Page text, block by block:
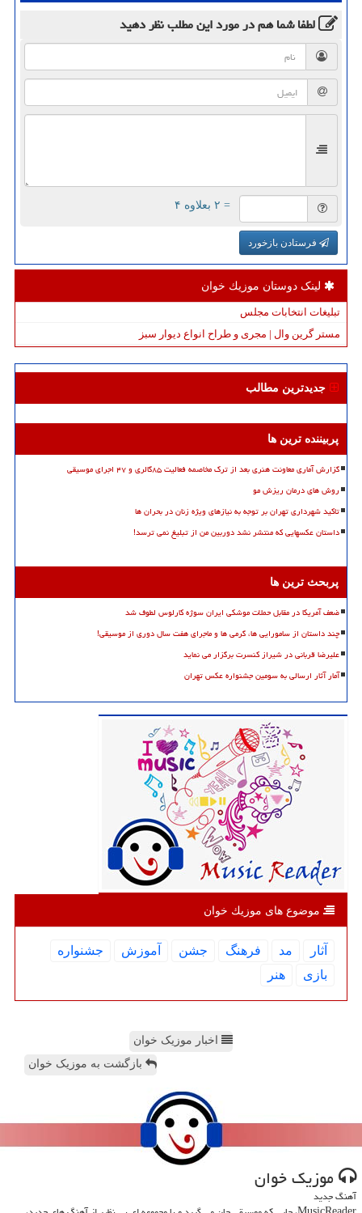
لطفا شما همدر مورد این مطلبنظر دهید
= ۲ بعلاوه ۴
فرستادن بازخورد
لینک دوستان موزیك خوان
تبلیغات انتخابات مجلس
مستر گرین وال | مجری و طراح انواع دیوار سبز
جدیدترین مطالب
پربیننده ترین ها
گزارش آماری معاونت هنری بعد از ترک مخاصمه فعالیت ۸۵گالری و ۴۷ اجرای موسیقی
روش های درمان ریزش مو
تاکید شهرداری تهران بر توجه به نیازهای ویژه زنان در بحران ها
داستان عکسهایی که منتشر نشد دوربین من از تبلیغ نمی ترسد!
پربحث ترین ها
ضعف آمریکا در مقابل حملات موشکی ایران سوژه کارلوس لطوف شد
چند داستان از سامورایی ها، گرمی ها و ماجرای هفت سال دوری از موسیقی!
علیرضا قربانی در شیراز کنسرت برگزار می نماید
آمار آثار ارسالی به سومین جشنواره عکس تهران
موضوع های موزیك خوان
آثار مد فرهنگ جشن آموزش
جشنواره
بازی
هنر
اخبار موزیک خوان
بازگشت به موزیک خوان
موزیك خوان
آهنگ جدید